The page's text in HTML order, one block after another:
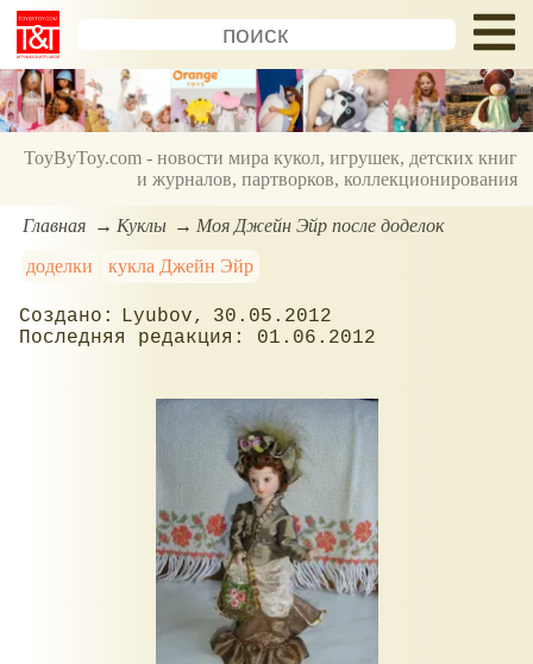
ToyByToy.com - новости мира кукол, игрушек, детских книг
и журналов, партворков, коллекционирования
Главная Куклы
Моя Джейн Эйр после доделок
доделки
кукла Джейн Эйр
Lyubov
30.05.2012
01.06.2012